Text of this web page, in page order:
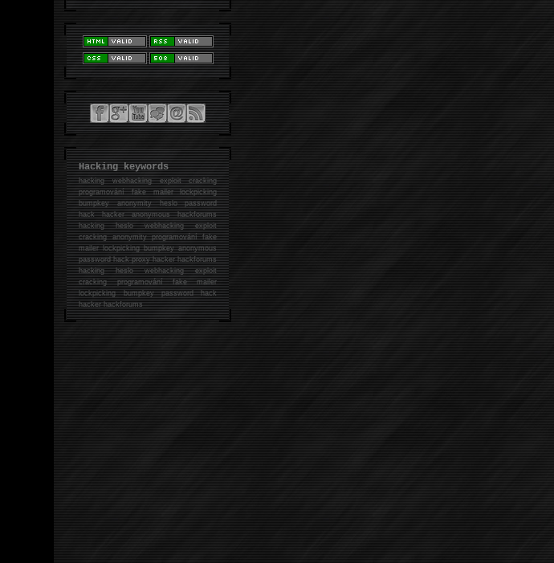
Hacking keywords
hackingwebhacking exploit cracking
programování fake mailer lockpicking
bumpkey anonymity heslo password
hackhacker anonymous hackforums
hackingheslo webhacking exploit
cracking anonymity programování fake
mailer lockpicking bumpkey anonymous
password hack proxy hacker hackforums
hacking heslo webhacking exploit
cracking programování fake mailer
lockpicking bumpkey password hack
hackerhackforums